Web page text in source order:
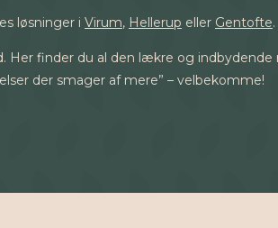
løsninger i Virum, Hellerup eller Gentofte.
finder du al den lækre og indbydende
der smager af mere” – velbekomme!